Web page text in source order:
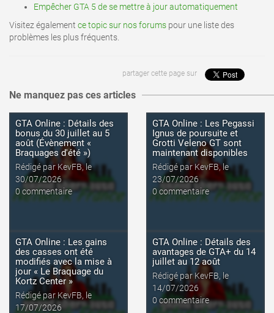
Empêcher GTA 5 de se mettre à jour automatiquement
Visitez également ce topic sur nos forums pour une liste des
problèmes les plus fréquents.
partager cette page sur
Ne manquez pas ces articles
GTA Online : Détails des
bonus du 30 juillet au 5
août (Évènement «
Braquages d'été »)
Rédigé par KevFB, le
30/07/2026
0 commentaire
GTA Online : Les Pegassi
Ignus de poursuite et
Grotti Veleno GT sont
maintenant disponibles
Rédigé par KevFB, le
23/07/2026
0 commentaire
lire l'article
GTA Online : Les gains
des casses ont été
modifiés avec la mise à
jour « Le Braquage du
Kortz Center »
Rédigé par KevFB, le
17/07/2026
lire l'article
GTA Online : Détails des
avantages de GTA+ du 14
juillet au 12 août
Rédigé par KevFB, le
14/07/2026
0 commentaire